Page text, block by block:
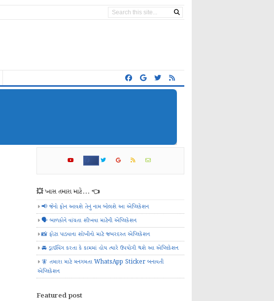
💥 ખાસ તમારા માટે... 👈
📢 જેનો ફોન આવશે તેનું નામ બોલશે આ એપ્લિકેશન
🗣️ બાળકોને વાંચતા શીખવા માટેની એપ્લિકેશન
📸 ફોટા પાડવાના શોખીનો માટે જબરદસ્ત એપ્લિકેશન
🚘 ડ્રાઈવિંગ કરતા કે કામમાં હોય ત્યારે ઉપયોગી થશે આ એપ્લિકેશન
🧚 તમારા માટે મનગમતા WhatsApp Sticker બનાવતી
એપ્લિકેશન
Featured post